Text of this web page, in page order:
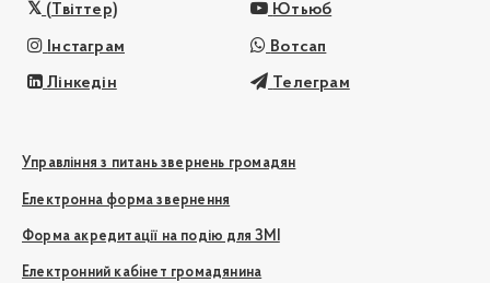
(Твіттер) Ютьюб
Інстаграм Вотсап
Лінкедін Телеграм
Управління з питань звернень громадян
Електронна форма звернення
Форма акредитації на подію для ЗМІ
Електронний кабінет громадянина